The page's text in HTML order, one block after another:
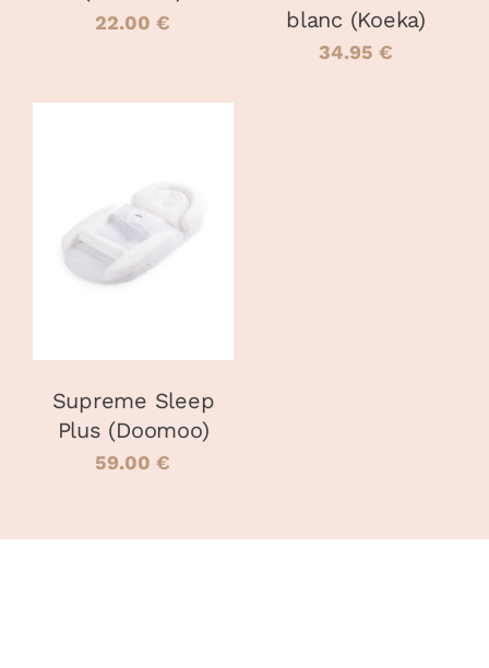
22.00€
blanc (Koeka)
34.95 €
AJOUTER AU
DÉTAILS
Supreme Sleep
Plus (Doomoo)
59.00€